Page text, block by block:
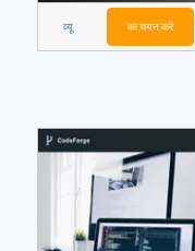
व्यू का चयन करें